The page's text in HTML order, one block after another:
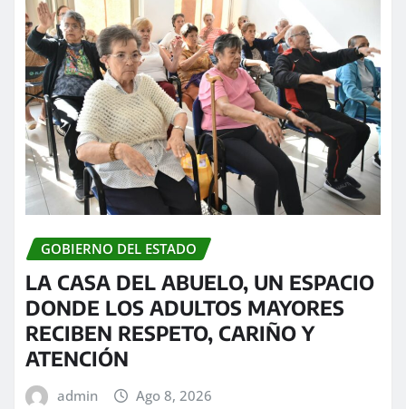
GOBIERNO DEL ESTADO
LA CASA DEL ABUELO, UN ESPACIO
DONDE LOS ADULTOS MAYORES
RECIBEN RESPETO, CARIÑO Y
ATENCIÓN
admin Ago 8, 2026